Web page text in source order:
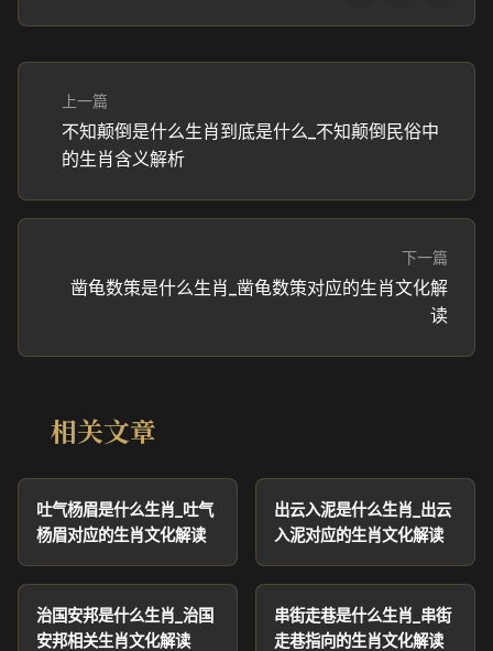
上一篇
不知颠倒是什么生肖到底是什么_不知颠倒民俗中
的生肖含义解析
下一篇
凿龟数策是什么生肖_凿龟数策对应的生肖文化解
读
相关文章
吐气杨眉是什么生肖_吐气
杨眉对应的生肖文化解读
出云入泥是什么生肖_出云
入泥对应的生肖文化解读
治国安邦是什么生肖_治国
安邦相关生肖文化解读
串街走巷是什么生肖_串街
走巷指向的生肖文化解读